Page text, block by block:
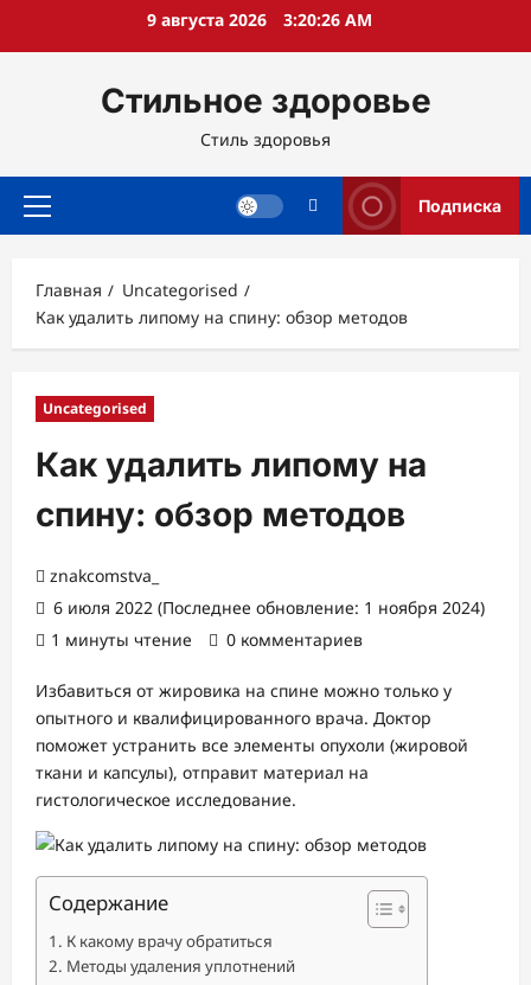
9 августа 2026 3:20:27 AM
Стильное здоровье
Стиль здоровья
Основное
Подписка
Главная
Uncategorised
Как удалить липому на спину: обзор методов
Uncategorised
Как удалить липому на
спину: обзор методов
znakcomstva_
6 июля 2022 (Последнее обновление: 1 ноября 2024)
1 минуты чтение
0 комментариев
Избавиться от жировика на спине можно только у
опытного и квалифицированного врача. Доктор
поможет устранить все элементы опухоли (жировой
ткани и капсулы), отправит материал на
гистологическое исследование.
Содержание
К какому врачу обратиться
Методы удаления уплотнений